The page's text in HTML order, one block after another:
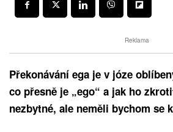
Reklama
Překonávání ega je v józe
co přesně je „ego“ a jak ho
nezbytné, ale neměli bychom se